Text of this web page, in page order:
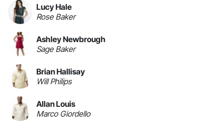
Lucy Hale
Rose Baker
Ashley Newbrough
Sage Baker
Brian Hallisay
Will Philips
Allan Louis
Marco Giordello